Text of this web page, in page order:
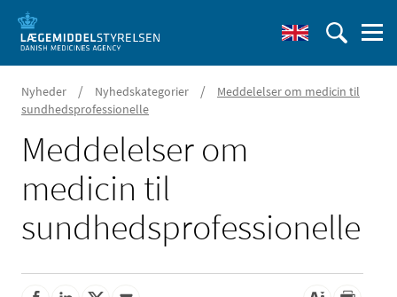
Nyheder / Nyhedskategorier /
Meddelelser om medicin til
sundhedsprofessionelle
Meddelelser om
medicin til
sundhedsprofessionelle